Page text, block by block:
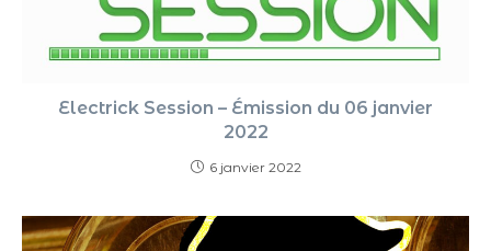
Electrick Session – Émission du 06 janvier
2022
6 janvier 2022